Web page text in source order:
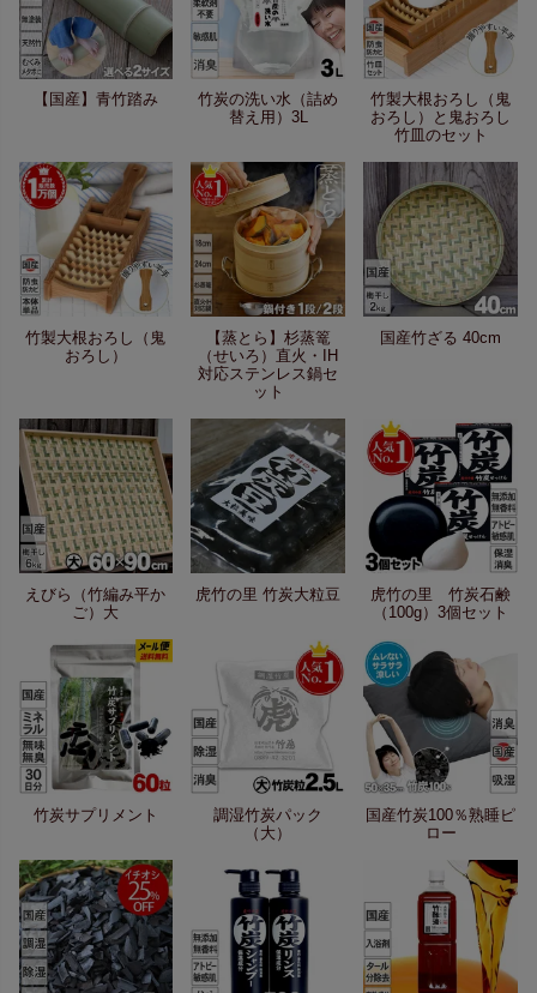
【国産】青竹踏み
竹炭の洗い水（詰め
替え用）3L
竹製大根おろし（鬼
おろし）と鬼おろし
竹皿のセット
竹製大根おろし（鬼
おろし）
【蒸とら】杉蒸篭
（せいろ）直火・IH
対応ステンレス鍋セ
ット
国産竹ざる 40cm
えびら（竹編み平か
ご）大
虎竹の里 竹炭大粒豆
虎竹の里 竹炭石鹸
（100g）3個セット
竹炭サプリメント
調湿竹炭パック
（大）
国産竹炭100％熟睡ピ
ロー